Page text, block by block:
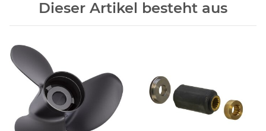
Dieser Artikel besteht aus